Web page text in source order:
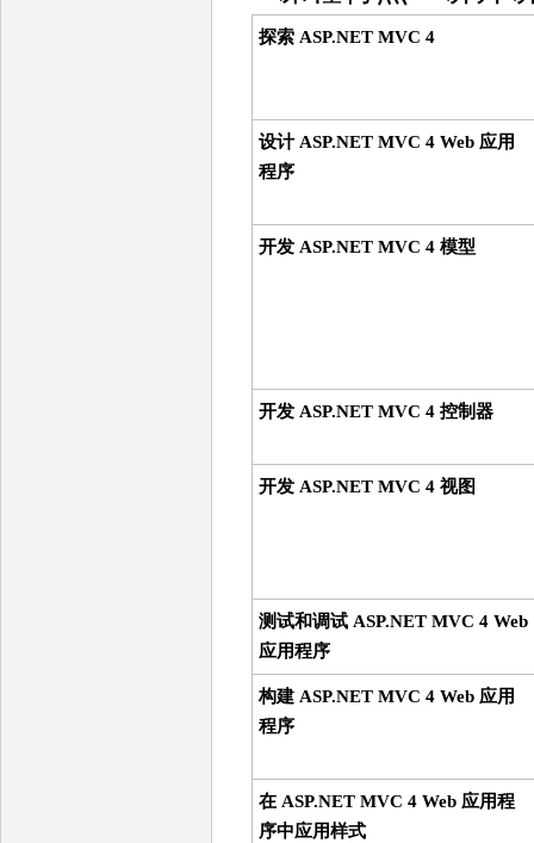
探索 ASP.NET MVC 4
设计 ASP.NET MVC 4 Web 应用
程序
开发 ASP.NET MVC 4 模型
开发 ASP.NET MVC 4 控制器
开发 ASP.NET MVC 4 视图
测试和调试 ASP.NET MVC 4 Web
应用程序
构建 ASP.NET MVC 4 Web 应用
程序
在 ASP.NET MVC 4 Web 应用程
序中应用样式